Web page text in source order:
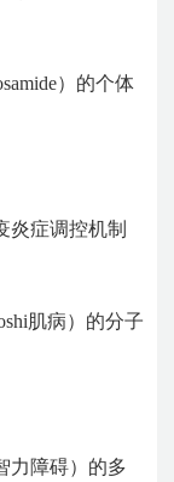
）的个体
炎症调控机制
肌病）的分子
力障碍）的多